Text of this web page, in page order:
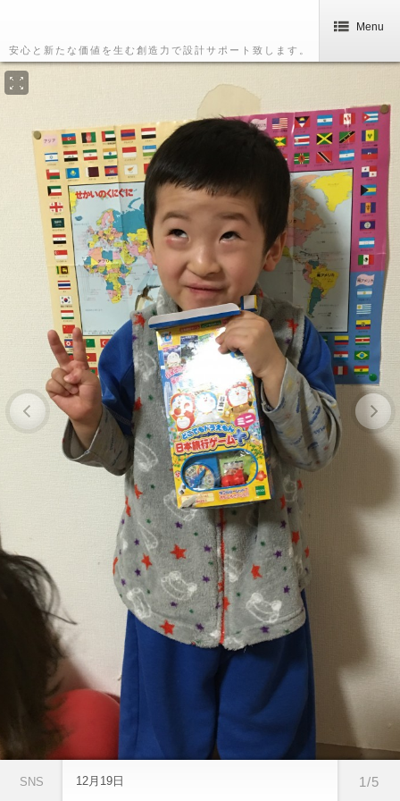
安心と新たな価値を生む創造力で設計サポート致します。
Menu
SNS 1/5
12月19日